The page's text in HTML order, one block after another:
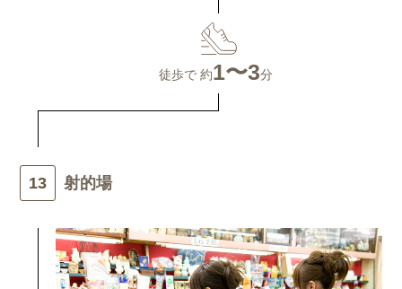
徒歩で 約1〜3分
射的場